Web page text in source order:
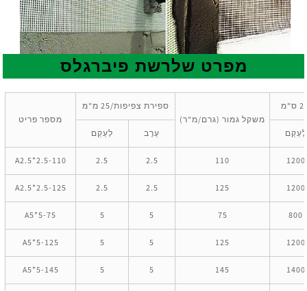
מפרט שלרשת פיברגלס
מספר פריט
ספירת צפיפות/25 מ"מ
משקל גמור (גרם/מ"ר)
לְעַקֵם
עֵרֶב לְעַקֵם
A2.5*2.5-110 2.5 2.5 110 1200
A2.5*2.5-125 2.5 2.5 125 1200
A5*5-75 5 5 75 800
A5*5-125 5 5 125 1200
A5*5-145 5 5 145 1400